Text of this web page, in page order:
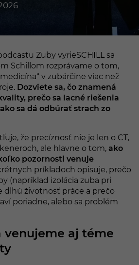
Zuby vyrieSCHILL sa
Schillom rozprávame o tom,
v zubárčine viac než
Dozviete sa, čo znamená
prečo sa lacné riešenia
sa dá odbúrať strach zo
že precíznosť nie je len o CT,
ale hlavne o tom, ako
pozornosti venuje
príkladoch opisuje, prečo
(napríklad izolácia zuba pri
dlhú životnosť práce a prečo
poriadne, alebo sa problém
venujeme aj téme